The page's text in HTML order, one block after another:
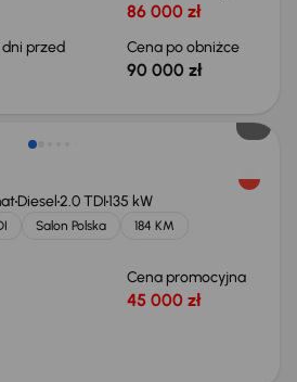
86 000 zł
dni przed
Cena po obniżce
90 000 zł
Diesel2.0 TDI135 kW
Salon Polska
184 KM
Cena promocyjna
45 000 zł
775 zł